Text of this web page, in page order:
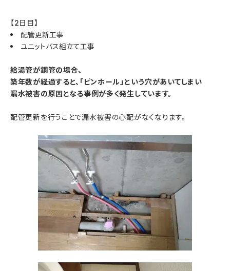
【2日目】
配管更新工事
ユニットバス組立て工事
給湯管が銅管の場合、
築年数が経過すると、「ピンホール」という穴があいてしまい
漏水被害の原因となる事例が多く発生しています。
配管更新を行うことで漏水被害の心配がなくなります。